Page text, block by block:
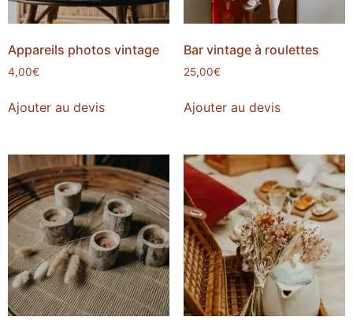
Appareils photos vintage
4,00€
Ajouter au devis
Bar vintage à roulettes
25,00€
Ajouter au devis